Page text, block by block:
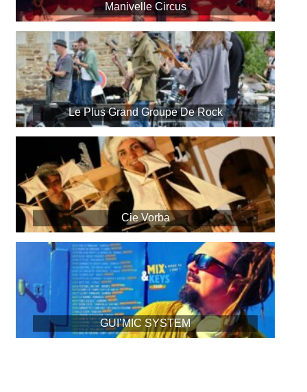
Manivelle Circus
Le Plus Grand Groupe De Rock
Cie Vorba
GUI’MIC SYSTEM